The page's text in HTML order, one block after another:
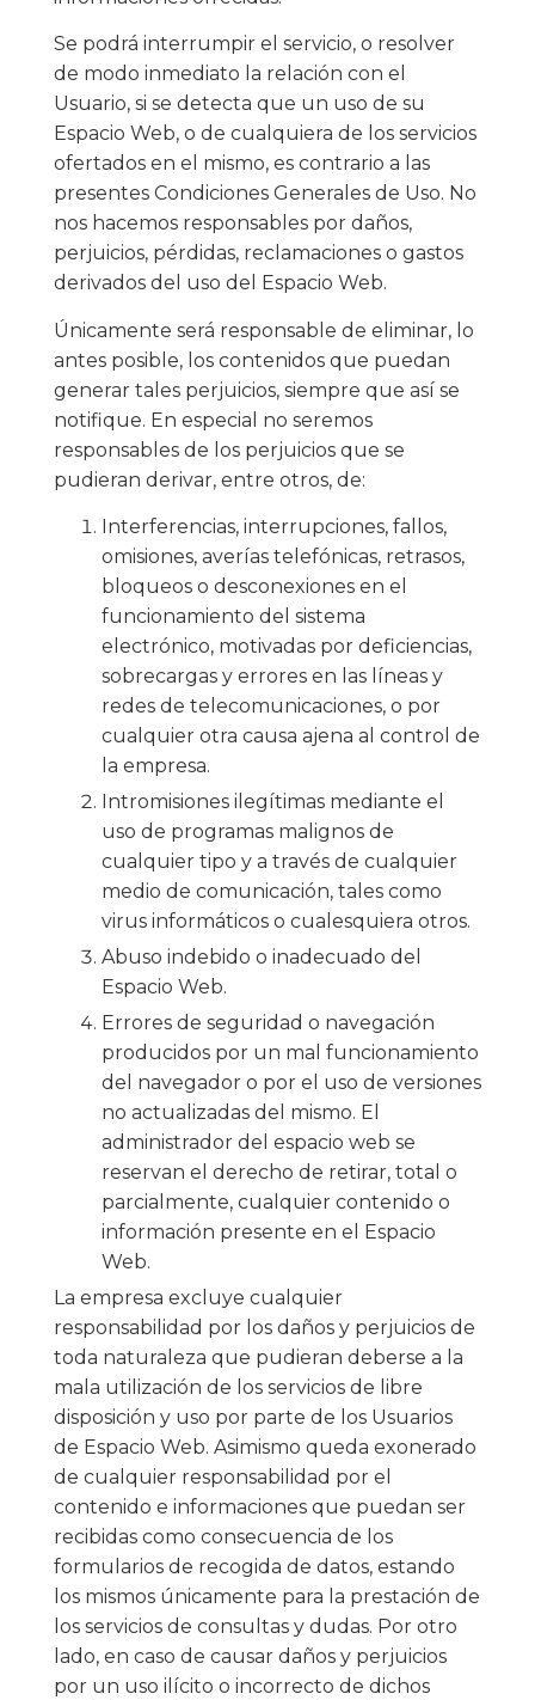
Se podrá interrumpir el servicio, o resolver
de modo inmediato la relación con el
Usuario, si se detecta que un uso de su
Espacio Web, o de cualquiera de los servicios
ofertados en el mismo, es contrario a las
presentes Condiciones Generales de Uso. No
nos hacemos responsables por daños,
perjuicios, pérdidas, reclamaciones o gastos
derivados del uso del Espacio Web.
Únicamente será responsable de eliminar, lo
antes posible, los contenidos que puedan
generar tales perjuicios, siempre que así se
notifique. En especial no seremos
responsables de los perjuicios que se
pudieran derivar, entre otros, de:
Interferencias, interrupciones, fallos,
omisiones, averías telefónicas, retrasos,
bloqueos o desconexiones en el
funcionamiento del sistema
electrónico, motivadas por deficiencias,
sobrecargas y errores en las líneas y
redes de telecomunicaciones, o por
cualquier otra causa ajena al control de
la empresa.
Intromisiones ilegítimas mediante el
uso de programas malignos de
cualquier tipo y a través de cualquier
medio de comunicación, tales como
virus informáticos o cualesquiera otros.
Abuso indebido o inadecuado del
Espacio Web.
Errores de seguridad o navegación
producidos por un mal funcionamiento
del navegador o por el uso de versiones
no actualizadas del mismo. El
administrador del espacio web se
reservan el derecho de retirar, total o
parcialmente, cualquier contenido o
información presente en el Espacio
Web.
La empresa excluye cualquier
responsabilidad por los daños y perjuicios de
toda naturaleza que pudieran deberse a la
mala utilización de los servicios de libre
disposición y uso por parte de los Usuarios
de Espacio Web. Asimismo queda exonerado
de cualquier responsabilidad por el
contenido e informaciones que puedan ser
recibidas como consecuencia de los
formularios de recogida de datos, estando
los mismos únicamente para la prestación de
los servicios de consultas y dudas. Por otro
lado, en caso de causar daños y perjuicios
por un uso ilícito o incorrecto de dichos